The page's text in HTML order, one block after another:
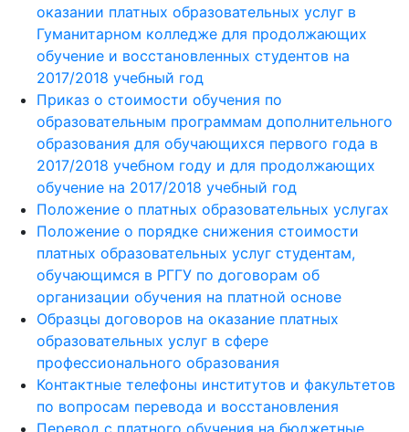
оказании платных образовательных услуг в
Гуманитарном колледже для продолжающих
обучение и восстановленных студентов на
2017/2018 учебный год
Приказ о стоимости обучения по
образовательным программам дополнительного
образования для обучающихся первого года в
2017/2018 учебном году и для продолжающих
обучение на 2017/2018 учебный год
Положение о платных образовательных услугах
Положение о порядке снижения стоимости
платных образовательных услуг студентам,
обучающимся в РГГУ по договорам об
организации обучения на платной основе
Образцы договоров на оказание платных
образовательных услуг в сфере
профессионального образования
Контактные телефоны институтов и факультетов
по вопросам перевода и восстановления
Перевод с платного обучения на бюджетные